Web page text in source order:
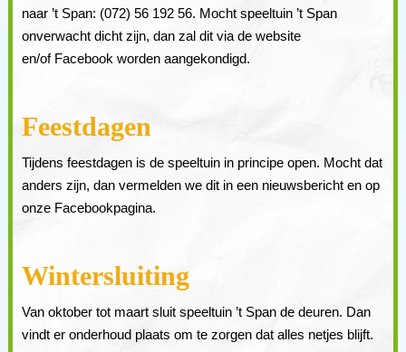
naar ’t Span: (072) 56 192 56. Mocht speeltuin ’t Span
onverwacht dicht zijn, dan zal dit via de website
en/of Facebook worden aangekondigd.
Feestdagen
Tijdens feestdagen is de speeltuin in principe open. Mocht dat
anders zijn, dan vermelden we dit in een nieuwsbericht en op
onze Facebookpagina.
Wintersluiting
Van oktober tot maart sluit speeltuin ’t Span de deuren. Dan
vindt er onderhoud plaats om te zorgen dat alles netjes blijft.